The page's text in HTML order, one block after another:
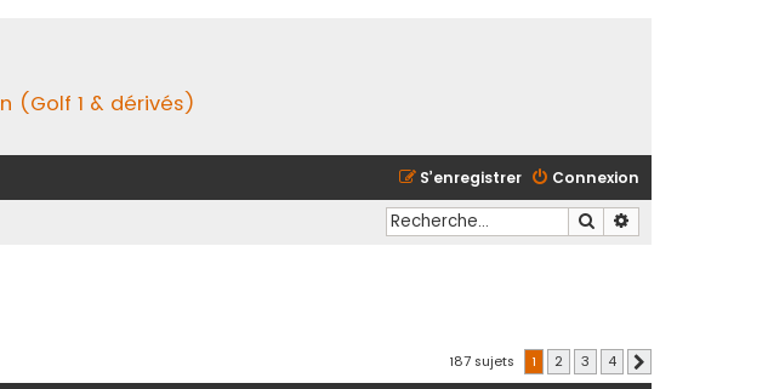
(Golf 1 & dérivés)
Connexion
S’enregistrer
Rechercher
187 sujets 1 2 3 4